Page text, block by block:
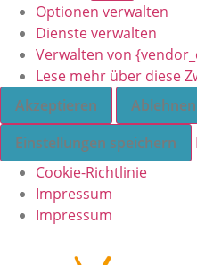
Optionen verwalten
Dienste verwalten
Verwalten von
Lese mehr über diese
Akzeptieren
Ablehnen
Einstellungen speichern
Cookie-Richtlinie
Impressum
Impressum